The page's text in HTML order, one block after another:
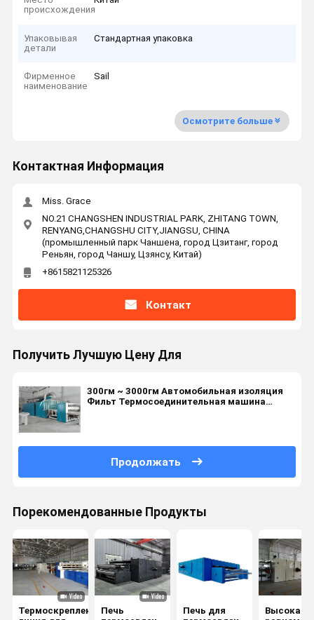
происхождения
Упаковывая
детали
Стандартная упаковка
Фирменное
наименование
Sail
Осмотрите больше
Контактная Информация
Miss. Grace
NO.21 CHANGSHEN INDUSTRIAL PARK, ZHITANG TOWN,
RENYANG,CHANGSHU CITY,JIANGSU, CHINA
(промышленный парк Чаншена, город Цзитанг, город
Реньян, город Чаншу, Цзянсу, Китай)
+8615821125326
Контакт
Получить Лучшую Цену Для
300гм ~ 3000гм Автомобильная изоляция
Фильт Термосоединительная машина
Продолжать
Порекомендованные Продукты
ТермоскрепленнаяПечь
Печь для
Высокая